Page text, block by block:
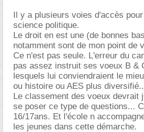
Il y a plusieurs voies d'accès
science politique.
Le droit en est une (de bonnes
notamment sont de mon point de
Ce n'est pas seule. L'erreur du
pas assez instruit ses voeux B &
lesquels lui conviendraient le
ou histoire ou AES plus
Le classement des voeux devrait
se poser ce type de questions...
16/17ans. Et l'école n
les jeunes dans cette démarche.